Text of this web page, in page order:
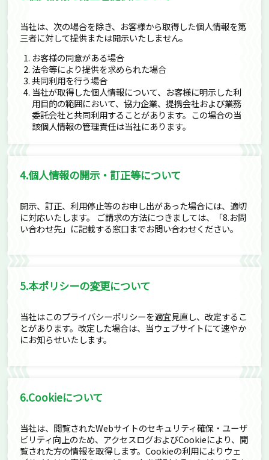
当社は、次の場合を除き、お客様から取得した個人情報を第
三者に対して提供または開示いたしません。
お客様の同意がある場合
法令等により提供を求められた場合
共同利用を行う場合
当社が取得した個人情報について、お客様に明示した利
用目的の範囲において、協力企業、提携会社および業務
委託会社と共同利用することがあります。この場合の当
該個人情報の管理責任は当社にあります。
4.個人情報の開示・訂正等について
開示、訂正、利用停止等のお申し出があった場合には、適切
に対応いたします。 ご請求の方法につきましては、「8.お問
い合わせ先」に記載する窓口までお問い合わせください。
5.本ポリシーの変更について
当社はこのプライバシーポリシーを適宜見直し、改定するこ
とがあります。改定した場合は、当ウェブサイトにて速やか
にお知らせいたします。
6.Cookieについて
当社は、閲覧されたWebサイトのセキュリティ確保・ユーザ
ビリティ向上のため、アクセスログおよびCookieにより、閲
覧された方の情報を取得します。Cookieの利用によりウェ